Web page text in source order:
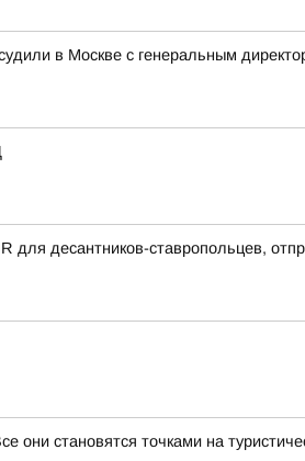
в Москве с генеральным
для десантников-ставропольцев,
они становятся точками на